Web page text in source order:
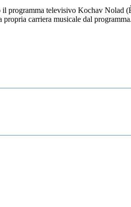
programma televisivo Kochav Nolad
carriera musicale dal